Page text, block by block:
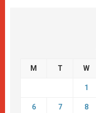
M T W
1
6 7 8